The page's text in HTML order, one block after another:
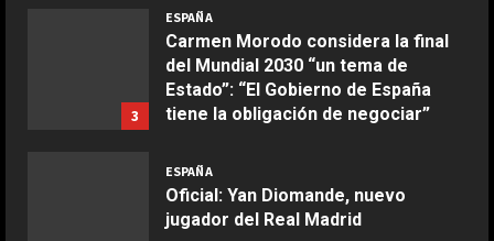
3
ESPAÑA
Carmen Morodo considera la final
del Mundial 2030 “un tema de
Estado”: “El Gobierno de España
tiene la obligación de negociar”
ESPAÑA
Oficial: Yan Diomande, nuevo
jugador del Real Madrid
Boquerones fritos en freidora de
aire
Aprile 24, 2026
Buñuelos de alcachofas
Aprile 5, 2026